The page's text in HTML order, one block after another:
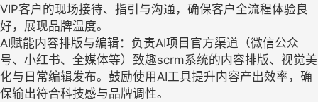
VIP客户的现场接待、指引与沟通，确保客户全流程体验良
好，展现品牌温度。
AI赋能内容排版与编辑：负责AI项目官方渠道（微信公众
号、小红书、全媒体等）致趣scrm系统的内容排版、视觉美
化与日常编辑发布。鼓励使用AI工具提升内容产出效率，确
保输出符合科技感与品牌调性。